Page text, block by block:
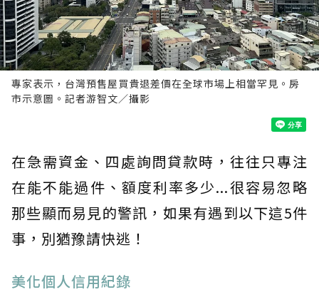
專家表示，台灣預售屋買貴退差價在全球市場上相當罕見。房
市示意圖。記者游智文／攝影
在急需資金、四處詢問貸款時，往往只專注
在能不能過件、額度利率多少...很容易忽略
那些顯而易見的警訊，如果有遇到以下這5件
事，別猶豫請快逃！
​美化個人信用紀錄